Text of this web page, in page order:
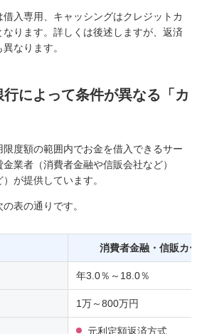
入専用、キャッシングはクレジットカ
ります。詳しくは後述しますが、返済
なります。
によって条件が異なる「カ
度額の範囲内でお金を借入できるサー
業者（消費者金融や信販会社など）
が提供しています。
表の通りです。
消費者金融・信販カー
年3.0％～18.0％
1万～800万円
元利定額返済方式